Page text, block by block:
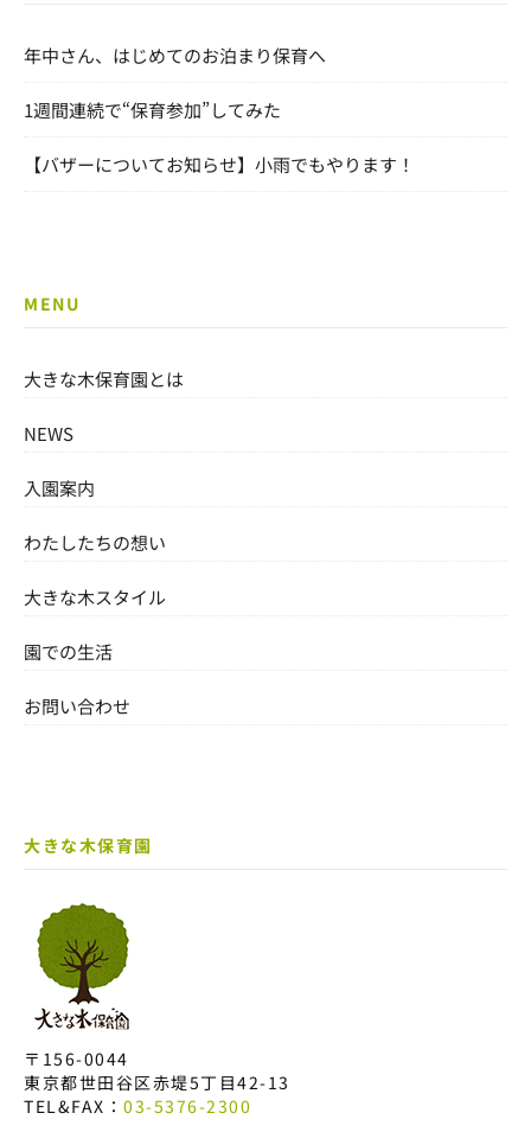
年中さん、はじめてのお泊まり保育へ
1週間連続で“保育参加”してみた
【バザーについてお知らせ】小雨でもやります！
MENU
大きな木保育園とは
NEWS
入園案内
わたしたちの想い
大きな木スタイル
園での生活
お問い合わせ
大きな木保育園
〒156-0044
東京都世田谷区赤堤5丁目42-13
TEL&FAX： 03-5376-2300